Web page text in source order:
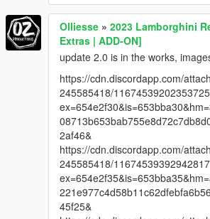
Olliesse » 2023 Lamborghini
Extras | ADD-ON]
update 2.0 is in the works,
https://cdn.discordapp.com/
245585418/
2af46&
https://cdn.discordapp.com/
245585418/
45f25&